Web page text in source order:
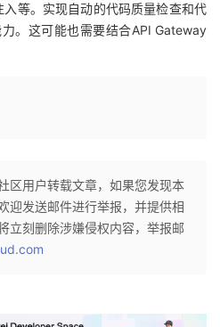
等。实现自动的代码质量检查和代
。这可能也需要结合API Gateway
区用户转载文章，如果您发现本
迎发送邮件进行举报，并提供相
立刻删除涉嫌侵权内容，举报邮